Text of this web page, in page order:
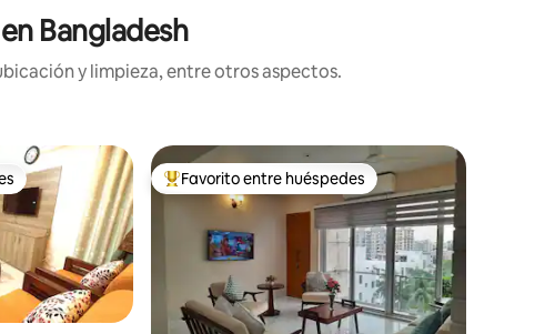
Bangladesh
y limpieza, entre otros aspectos.
De los mejores en Favorito entre huéspedes
Favorito entre huéspedes